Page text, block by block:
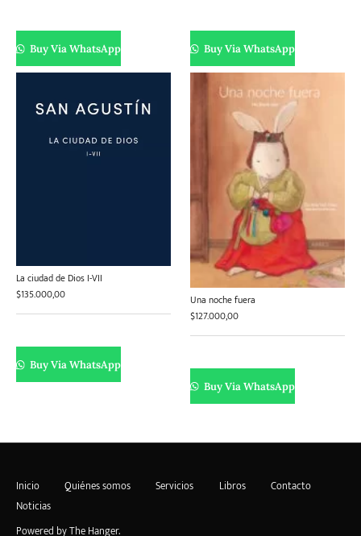
Buy Via WhatsApp Buy Via WhatsApp
La ciudad de Dios I-VII
$135.000,00
Buy Via WhatsApp
Una noche fuera
$127.000,00
Buy Via WhatsApp
Inicio Quiénes somos Servicios Libros
Contacto
Noticias
Powered byThe Hanger.